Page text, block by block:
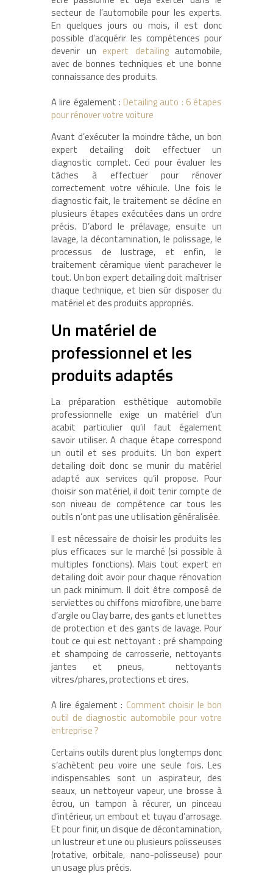
secteur de l’automobile pour les experts.
En quelques jours ou mois, il est donc
possible d’acquérir les compétences pour
devenir un expert detailingautomobile,
avec de bonnes techniques et une bonne
connaissance des produits.
A lire également : Detailing auto : 6 étapes
pour rénover votre voiture
Avant d’exécuter la moindre tâche, un bon
expert detailing doit effectuer un
diagnostic complet. Ceci pour évaluer les
tâches à effectuer pour rénover
correctement votre véhicule. Une fois le
diagnostic fait, le traitement se décline en
plusieurs étapes exécutées dans un ordre
précis. D’abord le prélavage, ensuite un
lavage, la décontamination, le polissage, le
processus de lustrage, et enfin, le
traitement céramique vient parachever le
tout. Un bon expert detailing doit maîtriser
chaque technique, et bien sûr disposer du
matériel et des produits appropriés.
Un matériel de
professionnel et les
produits adaptés
La préparation esthétique automobile
professionnelle exige un matériel d’un
acabit particulier qu’il faut également
savoir utiliser. A chaque étape correspond
un outil et ses produits. Un bon expert
detailing doit donc se munir du matériel
adapté aux services qu’il propose. Pour
choisir son matériel, il doit tenir compte de
son niveau de compétence car tous les
outils n’ont pas une utilisation généralisée.
Il est nécessaire de choisir les produits les
plus efficaces sur le marché (si possible à
multiples fonctions). Mais tout expert en
detailing doit avoir pour chaque rénovation
un pack minimum. Il doit être composé de
serviettes ou chiffons microfibre, une barre
d’argile ou Clay barre, des gants et lunettes
de protection et des gants de lavage. Pour
tout ce qui est nettoyant : pré shampoing
et shampoing de carrosserie, nettoyants
jantes et pneus, nettoyants
vitres/phares, protections et cires.
A lire également : Comment choisir le bon
outil de diagnostic automobile pour votre
entreprise ?
Certains outils durent plus longtemps donc
s’achètent peu voire une seule fois. Les
indispensables sont un aspirateur, des
seaux, un nettoyeur vapeur, une brosse à
écrou, un tampon à récurer, un pinceau
d’intérieur, un embout et tuyau d’arrosage.
Et pour finir, un disque de décontamination,
un lustreur et une ou plusieurs polisseuses
(rotative, orbitale, nano-polisseuse) pour
un usage plus précis.